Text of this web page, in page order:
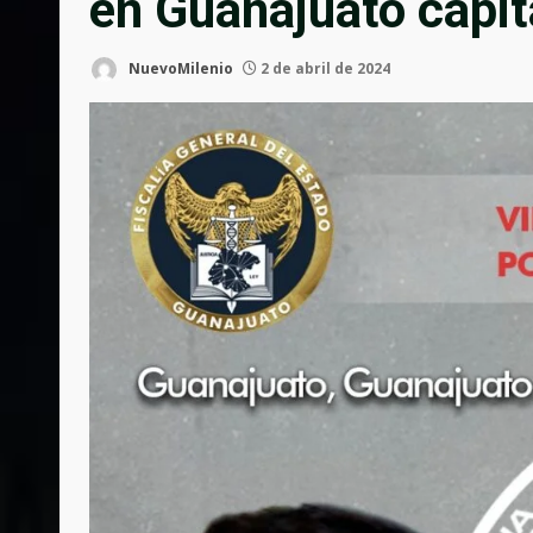
NuevoMilenio 2 de abril de 2024